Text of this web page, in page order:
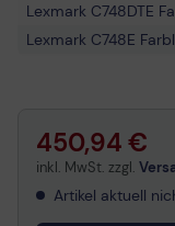
Lexmark C748DTE
Lexmark C748E
450,94 €
inkl. MwSt. zzgl.
Artikel aktuell